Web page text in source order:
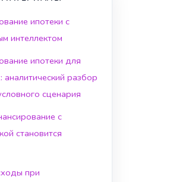
ипотеки с
интеллектом
ипотеки для
аналитический разбор
сценария
с
становится
при